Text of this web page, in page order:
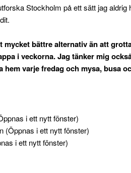
Stockholm på ett sätt jag aldrig
bättre alternativ än att
i veckorna. Jag tänker mig
varje fredag och mysa, busa
i ett nytt fönster)
(Öppnas i ett nytt fönster)
i ett nytt fönster)